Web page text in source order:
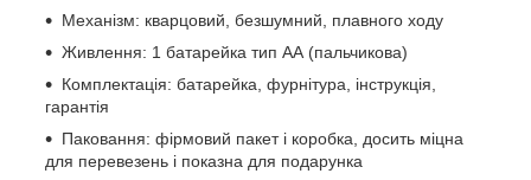
Механізм: кварцовий, безшумний, плавного ходу
Живлення: 1 батарейка тип АА (пальчикова)
Комплектація: батарейка, фурнітура, інструкція,
гарантія
Паковання: фірмовий пакет і коробка, досить міцна
для перевезень і показна для подарунка